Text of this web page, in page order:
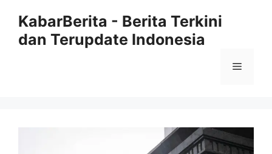
KabarBerita - Berita Terkini
dan Terupdate Indonesia
Menu